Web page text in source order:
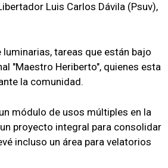
Luis Carlos Dávila (Psuv),
tareas que están bajo
"Maestro Heriberto", quienes esta
la comunidad.
módulo de usos múltiples en la
proyecto integral para consolidar
incluso un área para velatorios